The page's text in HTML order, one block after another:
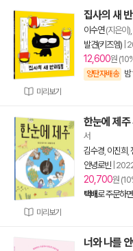
미리보기
집사의 새
이수연(지은이),
발견(키즈엠)
12,600원
양탄자배송 밤
미리보기
한눈에 제주
서
김수경 이진희
안녕로빈
20,700원
택배로 주문하면
너와 나를